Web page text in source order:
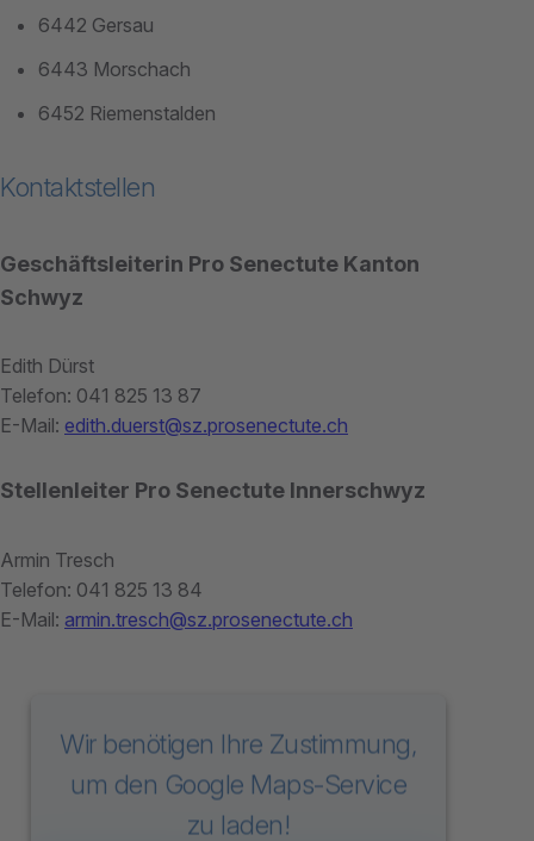
6442 Gersau
6443 Morschach
6452 Riemenstalden
Kontaktstellen
Geschäftsleiterin Pro Senectute Kanton
Schwyz
Edith Dürst
Telefon: 041 825 13 87
E-Mail: edith.duerst@sz.prosenectute.ch
Stellenleiter Pro Senectute Innerschwyz
Armin Tresch
Telefon: 041 825 13 84
E-Mail: armin.tresch@sz.prosenectute.ch
Wir benötigen Ihre Zustimmung,
um den Google Maps-Service
zu laden!